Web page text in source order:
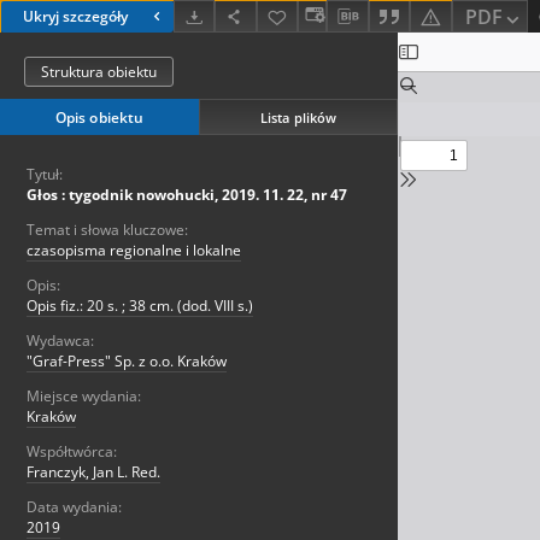
Ukryj szczegóły PDF
Struktura obiektu
Opis obiektu Lista plików
Tytuł:
Głos : tygodnik nowohucki, 2019. 11. 22, nr 47
Temat i słowa kluczowe:
czasopisma regionalne i lokalne
Opis:
Opis fiz.: 20 s. ; 38 cm. (dod. VIII s.)
Wydawca:
"Graf-Press" Sp. z o.o. Kraków
Miejsce wydania:
Kraków
Współtwórca:
Franczyk, Jan L. Red.
Data wydania:
2019